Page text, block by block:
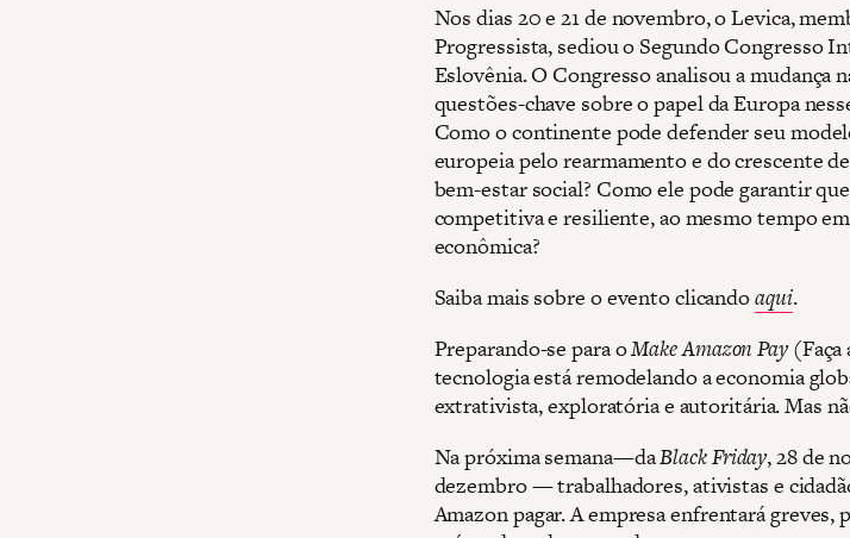
Nos dias 20 e 21 de novembro, o Levica,
Progressista, sediou o Segundo Congresso
Eslovênia. O Congresso analisou a mudança
questões-chave sobre o papel da Europa
Como o continente pode defender seu
europeia pelo rearmamento e do crescente
bem-estar social? Como ele pode garantir
competitiva e resiliente, ao mesmo tempo
econômica?
Saiba mais sobre o evento clicandoaqui.
Preparando-se para oMake Amazon Pay(Faça
tecnologia está remodelando a economia
extrativista, exploratória e autoritária. Mas
Na próxima semana—daBlack Friday, 28 de
dezembro — trabalhadores, ativistas e
Amazon pagar. A empresa enfrentará greves,